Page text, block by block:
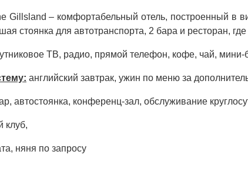
Gillsland – комфортабельный отель, построенный в
стоянка для автотранспорта, 2 бара и ресторан,
ТВ, радио, прямой телефон, кофе, чай, мини-
английский завтрак, ужин по меню за
автостоянка, конференц-зал, обслуживание
клуб,
няня по запросу